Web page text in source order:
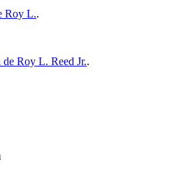
Roy L..
Roy L. Reed Jr..